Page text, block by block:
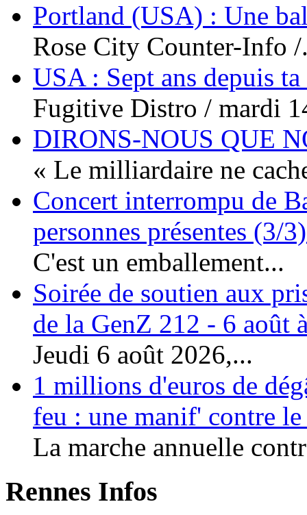
Portland (USA) : Une
Rose City Counter-Info /
USA : Sept ans depuis
Fugitive Distro / mardi
DIRONS-NOUS QUE
« Le milliardaire ne
Concert interrompu de
personnes présentes (3/
C'est un emballement...
Soirée de soutien aux
de la GenZ 212 - 6 août
Jeudi 6 août 2026,...
1 millions d'euros de
feu : une manif' contre
La marche annuelle
Rennes Infos